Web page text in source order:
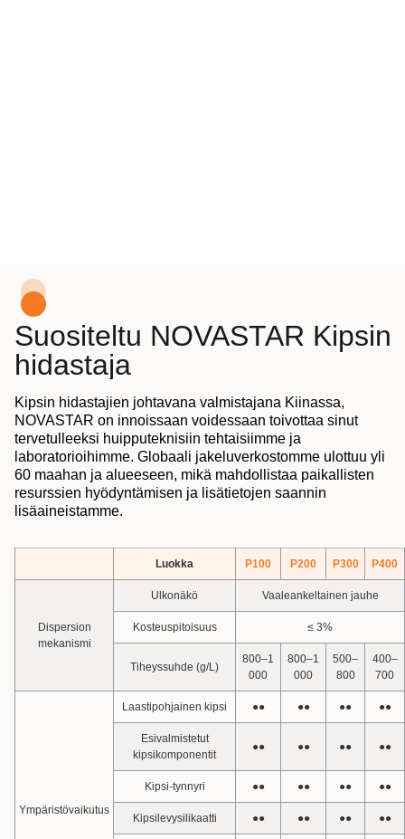
Suositeltu NOVASTAR Kipsin
hidastaja
Kipsin hidastajien johtavana valmistajana Kiinassa,
NOVASTAR on innoissaan voidessaan toivottaa sinut
tervetulleeksi huipputeknisiin tehtaisiimme ja
laboratorioihimme. Globaali jakeluverkostomme ulottuu yli
60 maahan ja alueeseen, mikä mahdollistaa paikallisten
resurssien hyödyntämisen ja lisätietojen saannin
lisäaineistamme.
Luokka P100 P200 P300 P400
Dispersion
mekanismi
Ulkonäkö Vaaleankeltainen jauhe
Kosteuspitoisuus ≤ 3%
Tiheyssuhde (g/L)
800–1
000
800–1
000
500–
800
400–
700
Ympäristövaikutus
Laastipohjainen kipsi ●● ●● ●● ●●
Esivalmistetut
kipsikomponentit
●● ●● ●● ●●
Kipsi-tynnyri ●● ●● ●● ●●
Kipsilevysilikaatti ●● ●● ●● ●●